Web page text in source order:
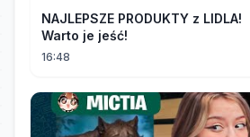
NAJLEPSZE PRODUKTY z LIDLA!
Warto je jeść!
16:48